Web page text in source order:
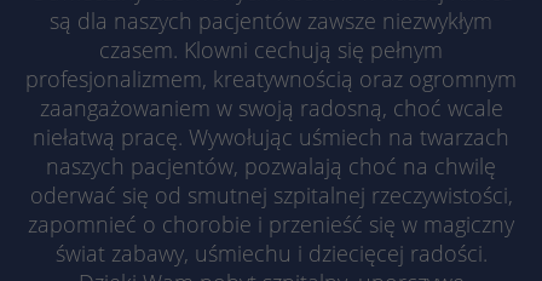
są dla naszych pacjentów zawsze niezwykłym
czasem. Klowni cechują się pełnym
profesjonalizmem, kreatywnością oraz ogromnym
zaangażowaniem w swoją radosną, choć wcale
niełatwą pracę. Wywołując uśmiech na twarzach
naszych pacjentów, pozwalają choć na chwilę
oderwać się od smutnej szpitalnej rzeczywistości,
zapomnieć o chorobie i przenieść się w magiczny
świat zabawy, uśmiechu i dziecięcej radości.
Zamiar
Microsoft Clarity ustawia ten plik cookie,
aby zachować identyfikator użytkownika
Clarity przeglądarki i ustawienia wyłącznie
dla tej witryny. Gwarantuje to, że działania
podejmowane podczas kolejnych wizyt na
tej samej stronie zostaną powiązane z tym
samym identyfikatorem użytkownika.
Nazwa
Zamiar
Targetowanie/remarketing, pomiar
skuteczności reklam